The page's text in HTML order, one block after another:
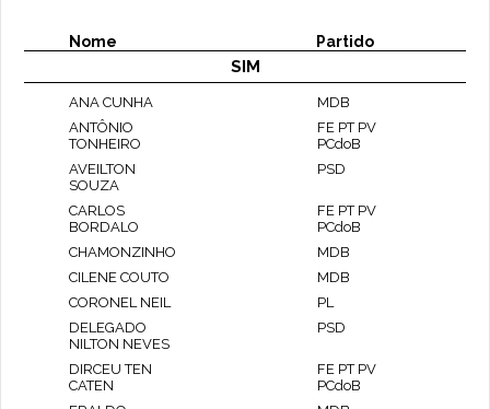
Nome Partido
SIM
ANA CUNHA
MDB
ANTÔNIO
TONHEIRO
FE PT PV
PCdoB
AVEILTON
SOUZA
PSD
CARLOS
BORDALO
FE PT PV
PCdoB
CHAMONZINHO
MDB
CILENE COUTO
MDB
CORONEL NEIL
PL
DELEGADO
NILTON NEVES
PSD
DIRCEU TEN
CATEN
FE PT PV
PCdoB